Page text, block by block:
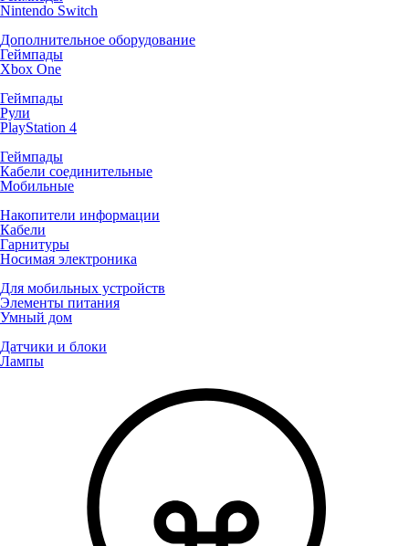
Nintendo Switch
Дополнительное оборудование
Геймпады
Xbox One
Геймпады
Рули
PlayStation 4
Геймпады
Кабели соединительные
Мобильные
Накопители информации
Кабели
Гарнитуры
Носимая электроника
Для мобильных устройств
Элементы питания
Умный дом
Датчики и блоки
Лампы